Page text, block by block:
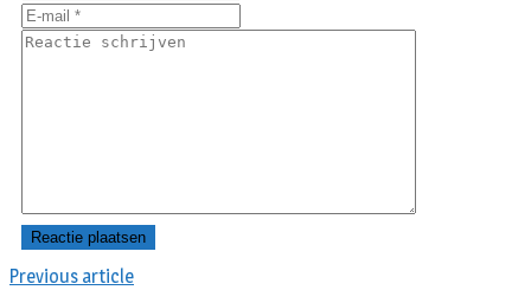
Previous article